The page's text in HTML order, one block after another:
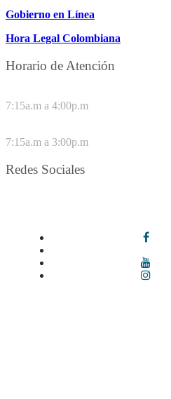
Gobierno en Línea
Hora Legal Colombiana
Horario de Atención
7:15a.m a 4:00p.m
7:15a.m a 3:00p.m
Redes Sociales